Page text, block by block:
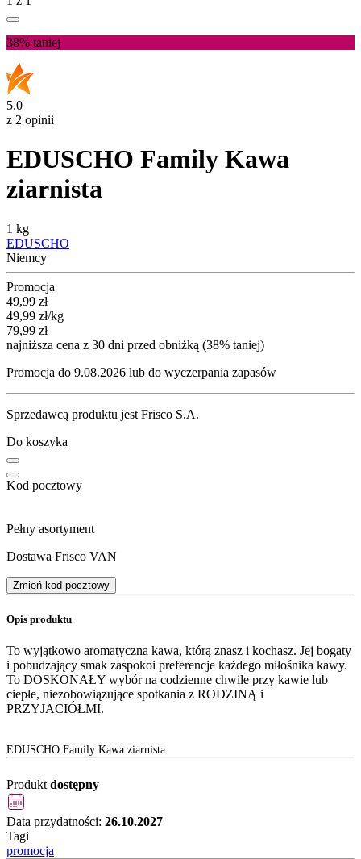
38% taniej
5.0
z 2 opinii
EDUSCHO Family Kawa
ziarnista
1 kg
EDUSCHO
Niemcy
Promocja
Cena promocyjna
49,99 zł
49,99 zł/kg
79,99 zł
najniższa cena z 30 dni przed obniżką (38% taniej)
Promocja do 9.08.2026 lub do wyczerpania zapasów
Sprzedawcą produktu jest Frisco S.A.
Do koszyka
Kod pocztowy
Pełny asortyment
Dostawa Frisco VAN
Zmień kod pocztowy
Opis produktu
To wyjątkowo aromatyczna kawa, którą znasz i kochasz. Jej bogaty
i pobudzający smak zaspokoi preferencje każdego miłośnika kawy.
To DOSKONAŁY wybór na codzienne chwile przy kawie lub
ciepłe, niezobowiązujące spotkania z RODZINĄ i
PRZYJACIÓŁMI.
EDUSCHO Family Kawa ziarnista
Produkt dostępny
Data przydatności: 26.10.2027
Tagi
promocja